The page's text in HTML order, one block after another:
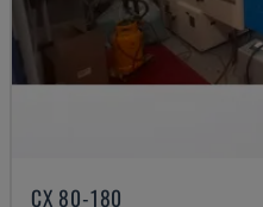
CX 80-180